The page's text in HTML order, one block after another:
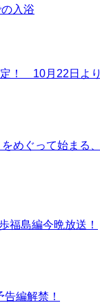
入浴
定！ 10月22日より
めぐって始まる、
福島編今晩放送！
編解禁！